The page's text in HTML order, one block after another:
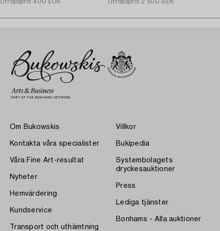
Utropspris 400 EUR
Utropspris 2 500 SEK
Om Bukowskis
Kontakta våra specialister
Våra Fine Art-resultat
Nyheter
Hemvärdering
Kundservice
Transport och uthämtning
Villkor
Bukipedia
Systembolagets
dryckesauktioner
Press
Lediga tjänster
Bonhams - Alla auktioner